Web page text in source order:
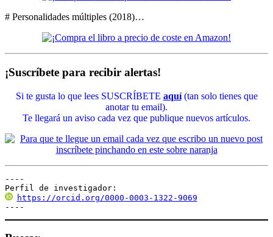
# Personalidades múltiples (2018)…
¡Suscríbete para recibir alertas!
Si te gusta lo que lees SUSCRÍBETE aquí(tan solo tienes que
anotar tu email).
Te llegará un aviso cada vez que publique nuevos artículos.
----
Perfil de investigador:
https://orcid.org/0000-0003-1322-9069
----